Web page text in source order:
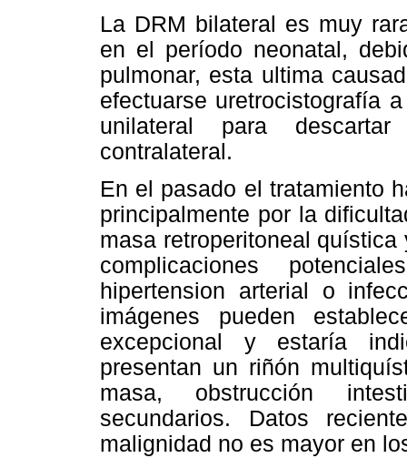
La DRM bilateral es muy
en el período neonatal,
pulmonar, esta ultima
efectuarse uretrocistografía
unilateral para
contralateral.
En el pasado el tratamiento
principalmente por la
masa retroperitoneal
complicaciones
hipertension arterial o
imágenes pueden
excepcional y estaría
presentan un riñón
masa, obstrucción
secundarios. Datos
malignidad no es mayor en